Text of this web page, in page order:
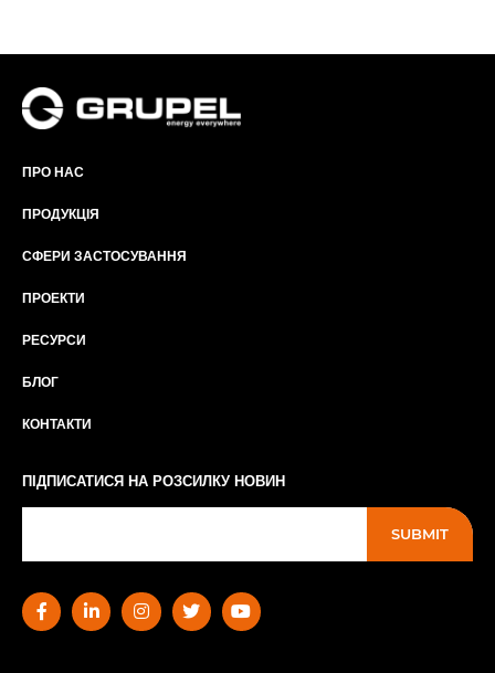
ПРО НАС
ПРОДУКЦІЯ
СФЕРИ ЗАСТОСУВАННЯ
ПРОЕКТИ
РЕСУРСИ
БЛОГ
КОНТАКТИ
ПІДПИСАТИСЯ НА РОЗСИЛКУ НОВИН
SUBMIT